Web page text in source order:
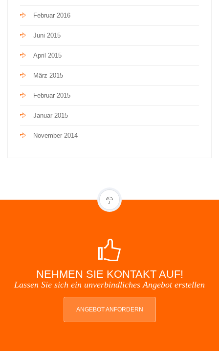
Februar 2016
Juni 2015
April 2015
März 2015
Februar 2015
Januar 2015
November 2014
NEHMEN SIE KONTAKT AUF!
Lassen Sie sich ein unverbindliches Angebot erstellen
ANGEBOT ANFORDERN